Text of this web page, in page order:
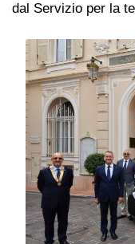
dal Servizio per la